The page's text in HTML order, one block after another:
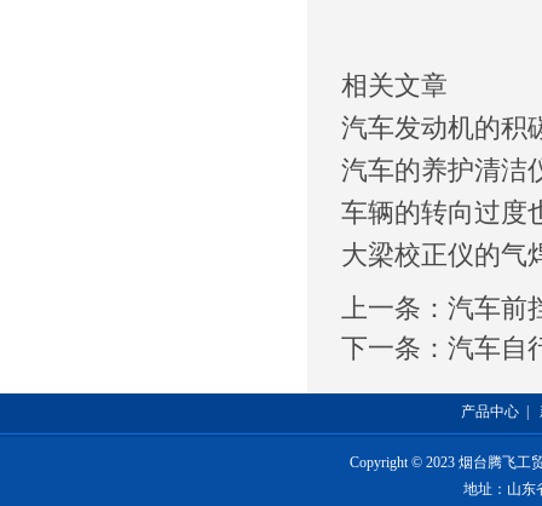
相关文章
汽车发动机的积
汽车的养护清洁
车辆的转向过度
大梁校正仪的气
上一条： 汽车前
下一条： 汽车自
产品中心
Copyright © 2023 烟台腾飞工
地址：山东